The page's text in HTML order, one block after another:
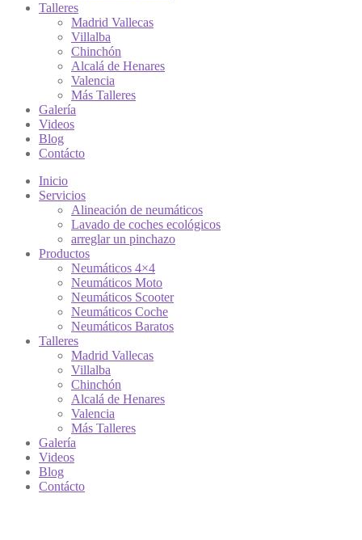
Talleres
Madrid Vallecas
Villalba
Chinchón
Alcalá de Henares
Valencia
Más Talleres
Galería
Videos
Blog
Contácto
Inicio
Servicios
Alineación de neumáticos
Lavado de coches ecológicos
arreglar un pinchazo
Productos
Neumáticos 4×4
Neumáticos Moto
Neumáticos Scooter
Neumáticos Coche
Neumáticos Baratos
Talleres
Madrid Vallecas
Villalba
Chinchón
Alcalá de Henares
Valencia
Más Talleres
Galería
Videos
Blog
Contácto